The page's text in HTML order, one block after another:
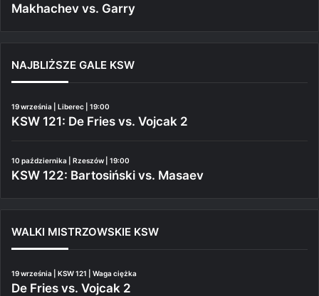
Makhachev vs. Garry
NAJBLIŻSZE GALE KSW
19 września | Liberec | 19:00
KSW 121: De Fries vs. Vojcak 2
10 października | Rzeszów | 19:00
KSW 122: Bartosiński vs. Masaev
WALKI MISTRZOWSKIE KSW
19 września | KSW 121 | Waga ciężka
De Fries vs. Vojcak 2